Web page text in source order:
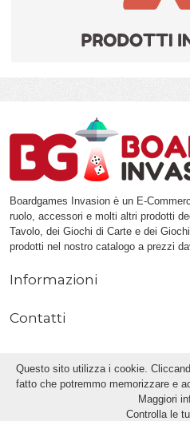
Questo sito utilizza i cookie.
fatto che potremmo memorizzare e
Maggiori
Controlla le
Boardgames Invasion è un E-
ruolo, accessori e molti altri prodotti
Tavolo, dei Giochi di Carte e dei
prodotti nel nostro catalogo a prezzi
Informazioni
Contatti
© 2013 | Boardgames Invasion di Pierluigi
Piazza Costa 12, 20092 -